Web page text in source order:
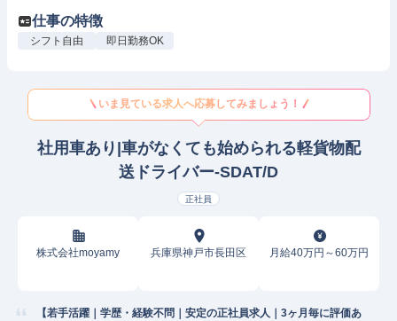
仕事の特徴
シフト自由 即日勤務OK
いま見ている求人へ応募してみましょう！
社用車あり|車がなくても始められる軽貨物配
送ドライバー-SDAT/D
正社員
株式会社moyamy 兵庫県神戸市長田区 月給40万円～60万円
【若手活躍｜学歴・経験不問｜安定の正社員求人｜3ヶ月毎に評価あ